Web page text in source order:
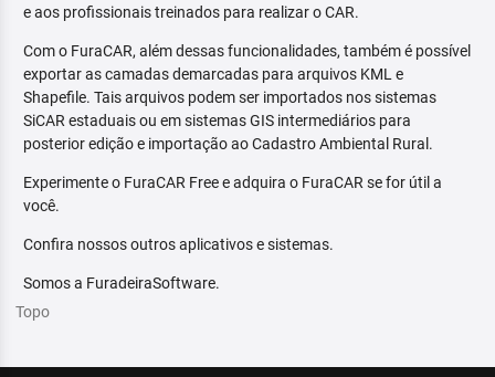
e aos profissionais treinados para realizar o CAR.
Com o FuraCAR, além dessas funcionalidades, também é possível
exportar as camadas demarcadas para arquivos KML e
Shapefile. Tais arquivos podem ser importados nos sistemas
SiCAR estaduais ou em sistemas GIS intermediários para
posterior edição e importação ao Cadastro Ambiental Rural.
Experimente o FuraCAR Free e adquira o FuraCAR se for útil a
você.
Confira nossos outros aplicativos e sistemas.
Somos a FuradeiraSoftware.
Topo